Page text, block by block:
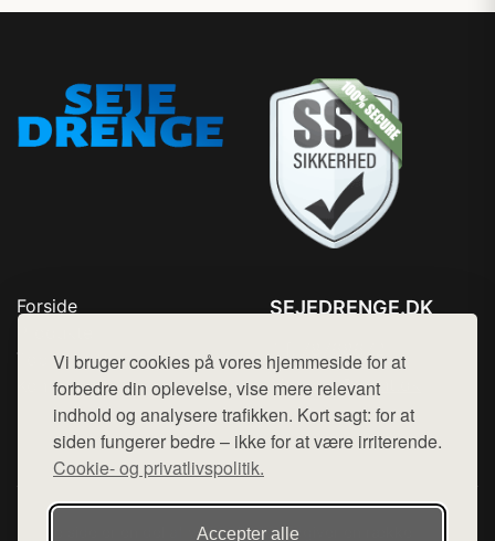
Vi bruger cookies på vores hjemmeside for at
forbedre din oplevelse, vise mere relevant
indhold og analysere trafikken. Kort sagt: for at
siden fungerer bedre – ikke for at være irriterende.
Cookie- og privatlivspolitik.
Accepter alle
Forside
Top Rabatter
Kontakt
SEJEDRENGE.DK
Mail: hej@want.dk
Cookie- og privatlivspolitik
Denne side er en del af want.dk, der udgiver en række